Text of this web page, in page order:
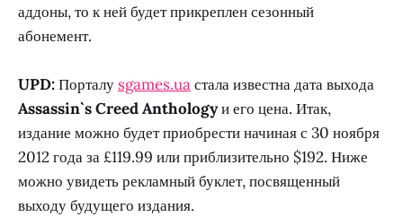
аддоны, то к ней будет прикреплен сезонный
абонемент.
UPD:Порталу sgames.uaстала известна дата выхода
Assassin`s Creed Anthologyи его цена. Итак,
издание можно будет приобрести начиная с 30 ноября
2012 года за £119.99 или приблизительно $192. Ниже
можно увидеть рекламный буклет, посвященный
выходу будущего издания.